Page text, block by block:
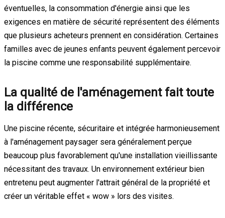
éventuelles, la consommation d'énergie ainsi que les
exigences en matière de sécurité représentent des éléments
que plusieurs acheteurs prennent en considération. Certaines
familles avec de jeunes enfants peuvent également percevoir
la piscine comme une responsabilité supplémentaire.
La qualité de l'aménagement fait toute
la différence
Une piscine récente, sécuritaire et intégrée harmonieusement
à l'aménagement paysager sera généralement perçue
beaucoup plus favorablement qu'une installation vieillissante
nécessitant des travaux. Un environnement extérieur bien
entretenu peut augmenter l'attrait général de la propriété et
créer un véritable effet « wow » lors des visites.